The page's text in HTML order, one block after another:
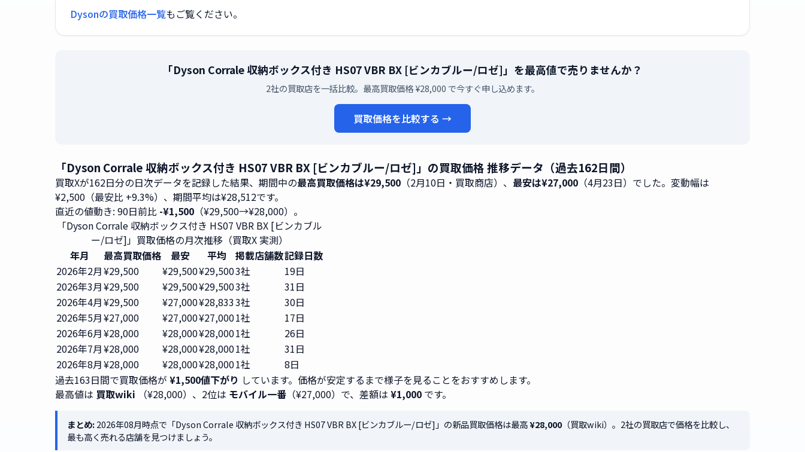
Dysonの買取価格一覧もご覧ください。
「Dyson Corrale 収納ボックス付き HS07 VBR BX [ビンカブルー/ロゼ]」を最高値で売りませんか？
2社の買取店を一括比較。最高買取価格 ¥28,000 で今すぐ申し込めます。
買取価格を比較する →
「Dyson Corrale 収納ボックス付き HS07 VBR BX [ビンカブルー/ロゼ]」の買取価格 推移データ（過去162日間）
買取Xが162日分の日次データを記録した結果、期間中の最高買取価格は¥29,500 （2月10日・買取商店）、 最安は¥27,000 （4月23日）でした。変動幅は
¥2,500（最安比 +9.3%）、期間平均は¥28,512です。
直近の値動き: 90日前比 -¥1,500 （¥29,500→¥28,000）。
「Dyson Corrale 収納ボックス付き HS07 VBR BX [ビンカブル
ー/ロゼ]」買取価格の月次推移（買取X 実測）
年月
最高買取価格 最安 平均 掲載店舗数記録日数
2026年2月¥29,500 ¥29,500¥29,5003社
19日
2026年3月¥29,500 ¥29,500¥29,5003社
31日
2026年4月¥29,500 ¥27,000¥28,8333社
30日
2026年5月¥27,000 ¥27,000¥27,0001社
17日
2026年6月¥28,000 ¥28,000¥28,0001社
26日
2026年7月¥28,000 ¥28,000¥28,0001社
31日
2026年8月¥28,000 ¥28,000¥28,0001社
8日
過去163日間で買取価格が ¥1,500値下がり しています。価格が安定するまで様子を見ることをおすすめします。
最高値は 買取wiki （¥28,000）、2位は モバイル一番 （¥27,000）で、差額は ¥1,000 です。
まとめ:2026年08月時点で「Dyson Corrale 収納ボックス付き HS07 VBR BX [ビンカブルー/ロゼ]」の新品買取価格は最高¥28,000（買取wiki）。2社の買取店で価格を比較し、
最も高く売れる店舗を見つけましょう。